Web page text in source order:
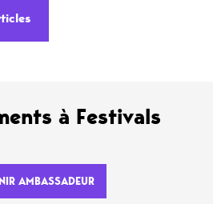
à Festivals
AMBASSADEUR